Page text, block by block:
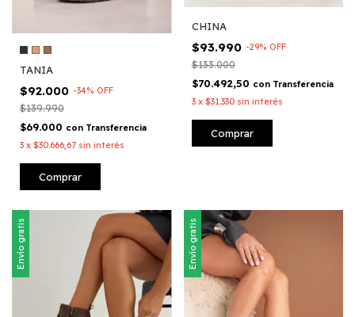
TANIA
$92.000 -34% OFF
$139.990
$69.000 con Transferencia
3 x $30.666,67 sin interés
Comprar
CHINA
$93.990 -29% OFF
$133.000
$70.492,50 con Transferencia
3 x $31.330 sin interés
Comprar
Envío gratis Envío gratis